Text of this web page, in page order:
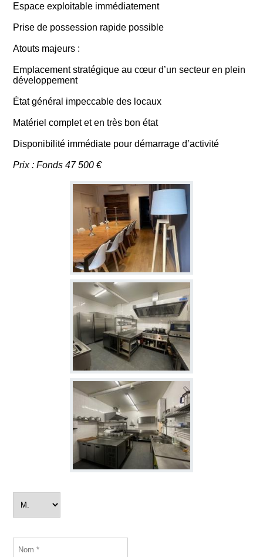
Espace exploitable immédiatement
Prise de possession rapide possible
Atouts majeurs :
Emplacement stratégique au cœur d’un secteur en plein
développement
État général impeccable des locaux
Matériel complet et en très bon état
Disponibilité immédiate pour démarrage d’activité
Prix : Fonds 47 500 €